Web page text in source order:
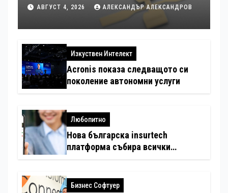
електронни устройства
АВГУСТ 4, 2026 АЛЕКСАНДЪР АЛЕКСАНДРОВ
Изкуствен Интелект
Acronis показа следващото си
поколение автономни услуги
Любопитно
Нова българска insurtech
платформа събира всички
Бизнес Софтуер